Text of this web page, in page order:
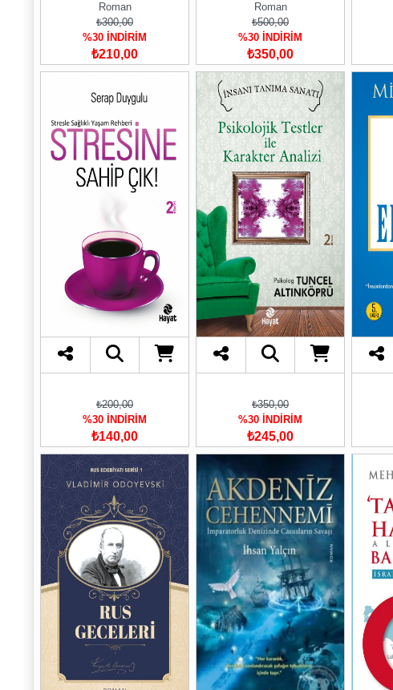
Roman
₺300,00
%30 İNDİRİM
₺210,00
Roman
₺500,00
%30 İNDİRİM
₺350,00
₺200,00
%30 İNDİRİM
₺140,00
₺350,00
%30 İNDİRİM
₺245,00